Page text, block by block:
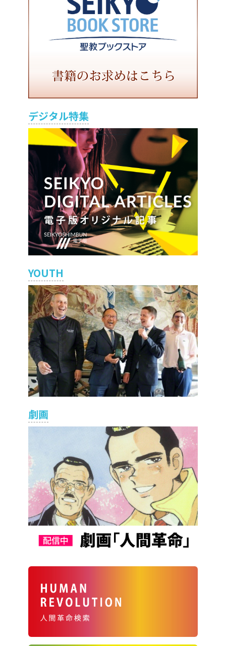
デジタル特集
YOUTH
劇画